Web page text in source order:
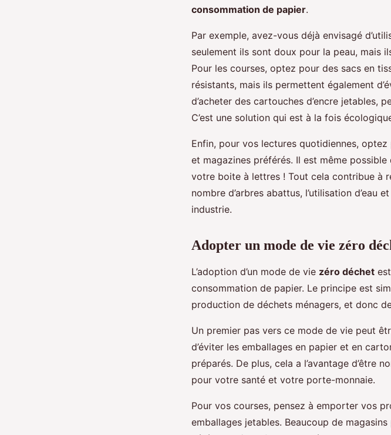
consommation de papier.
Par exemple, avez-vous déjà envisagé
seulement ils sont doux pour la peau, mais
Pour les courses, optez pour des sacs en
résistants, mais ils permettent également
d’acheter des cartouches d’encre jetables,
C’est une solution qui est à la fois
Enfin, pour vos lectures quotidiennes,
et magazines préférés. Il est même
votre boite à lettres ! Tout cela contribue à
nombre d’arbres abattus, l’utilisation
industrie.
Adopter un mode de vie zéro
L’adoption d’un mode de vie zéro déchet
consommation de papier. Le principe est
production de déchets ménagers, et donc
Un premier pas vers ce mode de vie peut
d’éviter les emballages en papier et en
préparés. De plus, cela a l’avantage d’être
pour votre santé et votre porte-monnaie.
Pour vos courses, pensez à emporter vos
emballages jetables. Beaucoup de